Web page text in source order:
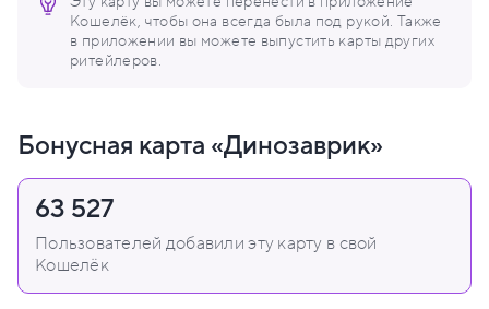
Кошелёк, чтобы она всегда была под рукой. Также
в приложении вы можете выпустить карты других
ритейлеров.
Бонусная карта «Динозаврик»
63 527
Пользователей добавили эту карту в свой
Кошелёк